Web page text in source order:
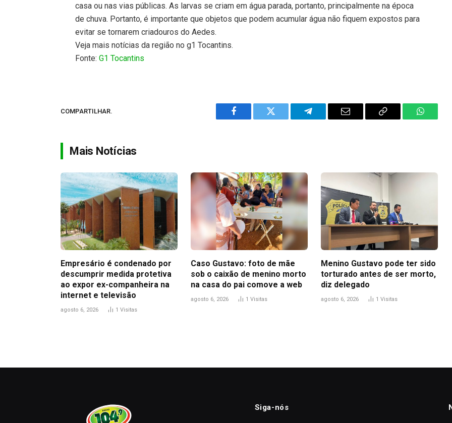
casa ou nas vias públicas. As larvas se criam em água parada, portanto, principalmente na época
de chuva. Portanto, é importante que objetos que podem acumular água não fiquem expostos para
evitar se tornarem criadouros do Aedes.
Veja mais notícias da região no g1 Tocantins.
Fonte:G1 Tocantins
COMPARTILHAR.
Facebook Twitter Telegram Email
Copy
Mais Notícias
Empresário é condenado por
descumprir medida protetiva
ao expor ex-companheira na
internet e televisão
agosto 6, 2026 1 Visitas
Caso Gustavo: foto de mãe
sob o caixão de menino morto
na casa do pai comove a web
agosto 6, 2026 1 Visitas
Menino Gustavo pode ter sido
torturado antes de ser morto,
diz delegado
agosto 6, 2026 1 Visitas
Siga-nós